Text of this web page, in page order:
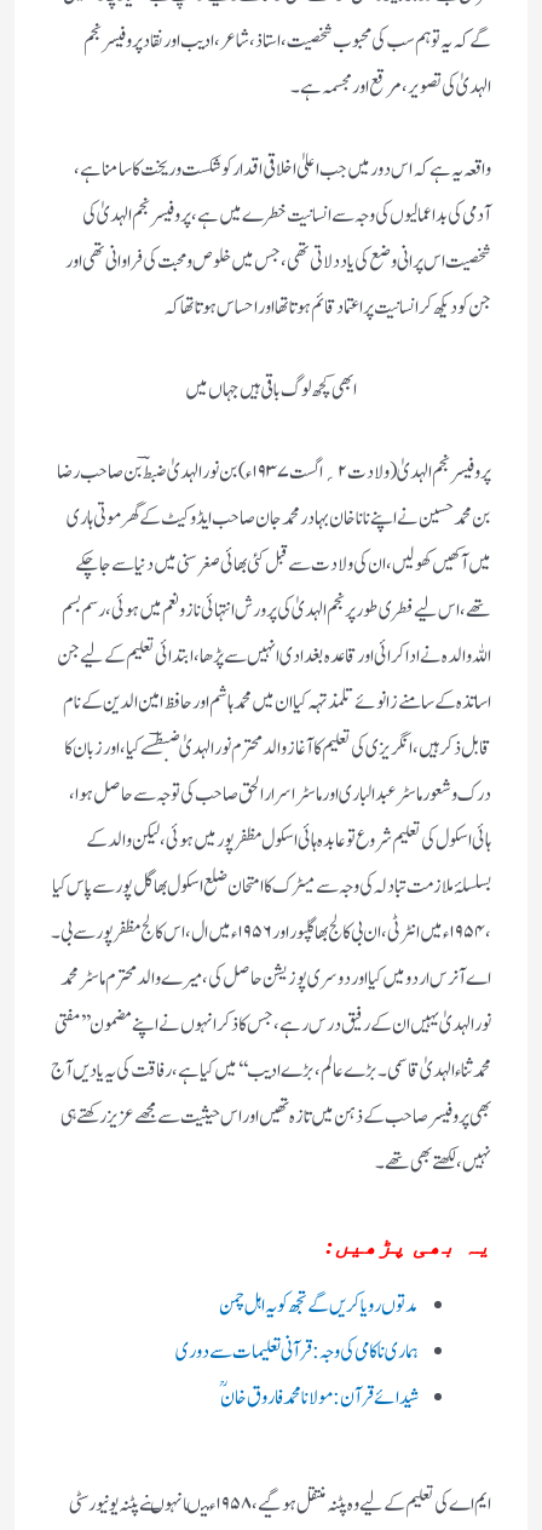
گے کہ یہ تو ہم سب کی محبوب شخصیت ، استاذ ، شاعر، ادیب اور نقاد پروفیسر نجم
الہدیٰ کی تصویر، مرقع اور مجسمہ ہے۔
واقعہ یہ ہے کہ اس دور میں جب اعلیٰ اخلاقی اقدار کو شکست وریخت کا سامنا ہے ،
آدمی کی بد اعمالیوں کی وجہ سے انسانیت خطرے میں ہے، پروفیسر نجم الہدیٰ کی
شخصیت اس پرانی وضع کی یاد دلاتی تھی ، جس میں خلوص ومحبت کی فراوانی تھی اور
جن کو دیکھ کر انسانیت پر اعتماد قائم ہوتا تھا اور احساس ہوتا تھا کہ
ابھی کچھ لوگ باقی ہیں جہاں میں
پروفیسر نجم الہدیٰ (ولادت۲؍ اگست ۱۹۳۷ء) بن نور الہدیٰ ضبطؔ بن صاحب رضا
بن محمد حسین نے اپنے نانا خان بہادر محمد جان صاحب ایڈوکیٹ کے گھر موتی ہاری
میں آکھیں کھولیں ، ان کی ولادت سے قبل کئی بھائی صغرسنی میں دنیا سے جا چکے
تھے ، اس لیے فطری طور پر نجم الہدیٰ کی پرورش انتہائی ناز ونعم میں ہوئی ، رسم بسم
اللہ والدہ نے ادا کرائی اور قاعدہ بغدادی انہیں سے پڑھا ، ابتدائی تعلیم کے لیے جن
اساتذہ کے سامنے زانوئے تلمذ تہہ کیا ان میں محمد ہاشم اور حافظ امین الدین کے نام
قابل ذکر ہیں ، انگریزی کی تعلیم کا آغاز والد محترم نور الہدیٰ ضبطؔسے کیا ، اور زبان کا
درک وشعور ماسٹر عبد الباری اور ماسٹر اسرار الحق صاحب کی توجہ سے حاصل ہوا ،
ہائی اسکول کی تعلیم شروع تو عابدہ ہائی اسکول مظفر پور میں ہوئی، لیکن والد کے
بسلسلۂ ملازمت تبادلہ کی وجہ سے میٹرک کا امتحان ضلع اسکول بھا گل پور سے پاس کیا
، ۱۹۵۴ء میں انٹر ٹی،ان بی کالج بھاگلپور اور ۱۹۵۶ء میں ال، اس کالج مظفر پور سے بی ۔
اے آنرس اردو میں کیا اور دوسری پوزیشن حاصل کی ، میرے والد محترم ماسٹرمحمد
نور الہدیٰ یہیں ان کے رفیق درس رہے ،جس کا ذکر انہوں نے اپنے مضمون ’’مفتی
محمد ثناء الہدیٰ قاسمی ۔بڑے عالم ، بڑے ادیب ‘‘ میں کیا ہے ، رفاقت کی یہ یادیں آج
بھی پروفیسر صاحب کے ذہن میں تازہ تھیں اور اس حیثیت سے مجھے عزیز رکھتے ہی
نہیں، لکھتے بھی تھے۔
یہ بھی پڑھیں:
مدتوں رویا کریں گے تجھ کو یہ اہل چمن
ہماری ناکامی کی وجہ :قرآنی تعلیمات سے دوری
شیدائے قرآن: مولانا محمد فاروق خان ؒ
ایم اے کی تعلیم کے لیے وہ پٹنہ منتقل ہو گیے، ۱۹۵۸ء میںا نہوںنے پٹنہ یونیورسٹی